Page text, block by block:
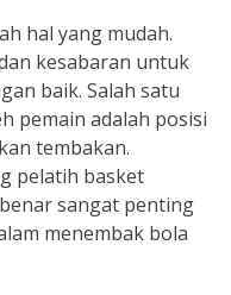
hal yang mudah.
kesabaran untuk
baik. Salah satu
pemain adalah posisi
tembakan.
pelatih basket
sangat penting
menembak bola